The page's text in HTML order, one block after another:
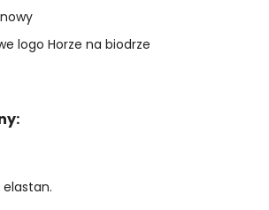
logo Horze na biodrze
elastan.